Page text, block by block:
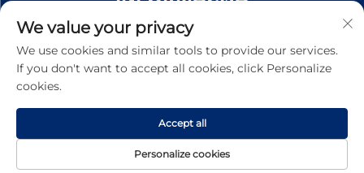
Užsiregistruokite, kad gautumėte mūsų savaitinį
naujienlaiškį
Pateikti
We value your privacy
We use cookies and similar tools to provide our services.
If you don't want to accept all cookies, click Personalize
cookies.
Personalize cookies
Accept all